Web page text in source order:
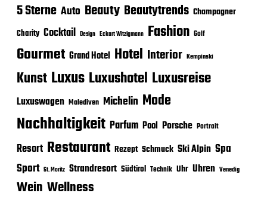
5 Sterne Auto Beauty Beautytrends Champagner
Charity Cocktail Design Eckart Witzigmann Fashion Golf
Gourmet Grand Hotel Hotel Interior Kempinski
Kunst Luxus Luxushotel Luxusreise
Luxuswagen Malediven Michelin Mode
Nachhaltigkeit Parfum Pool Porsche Portrait
Resort Restaurant Rezept Schmuck Ski Alpin Spa
Sport St. Moritz Strandresort Südtirol Technik Uhr Uhren Venedig
Wein Wellness